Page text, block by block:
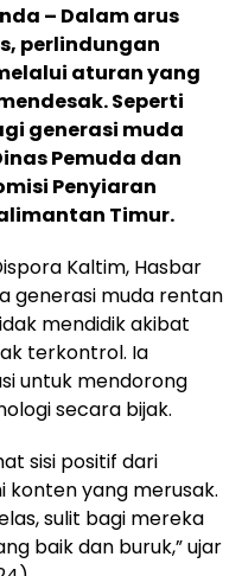
– Dalam arus
perlindungan
aturan yang
Seperti
generasi muda
Pemuda dan
Penyiaran
Timur.
Kaltim, Hasbar
generasi muda rentan
mendidik akibat
terkontrol. Ia
untuk mendorong
secara bijak.
sisi positif dari
konten yang merusak.
sulit bagi mereka
baik dan buruk,” ujar